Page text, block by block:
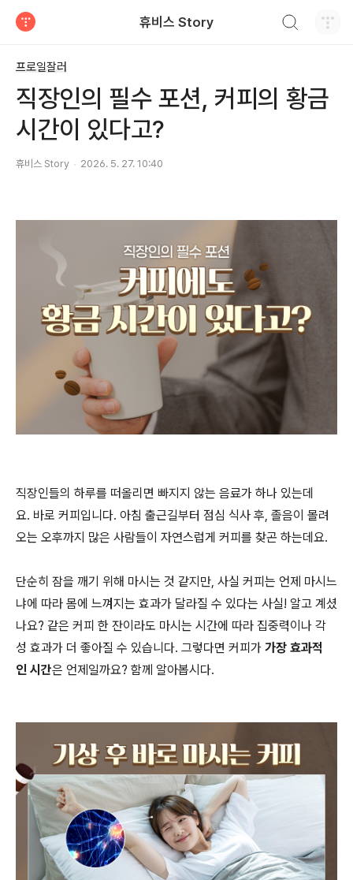
휴비스 Story
프로일잘러
직장인의 필수 포션, 커피의 황금
시간이 있다고?
휴비스 Story 2026. 5. 27. 10:40
직장인들의 하루를 떠올리면 빠지지 않는 음료가 하나 있는데
요. 바로 커피입니다. 아침 출근길부터 점심 식사 후, 졸음이 몰려
오는 오후까지 많은 사람들이 자연스럽게 커피를 찾곤 하는데요.
단순히 잠을 깨기 위해 마시는 것 같지만, 사실 커피는 언제 마시느
냐에 따라 몸에 느껴지는 효과가 달라질 수 있다는 사실! 알고 계셨
나요? 같은 커피 한 잔이라도 마시는 시간에 따라 집중력이나 각
성 효과가 더 좋아질 수 있습니다. 그렇다면 커피가 가장 효과적
인 시간은 언제일까요? 함께 알아봅시다.